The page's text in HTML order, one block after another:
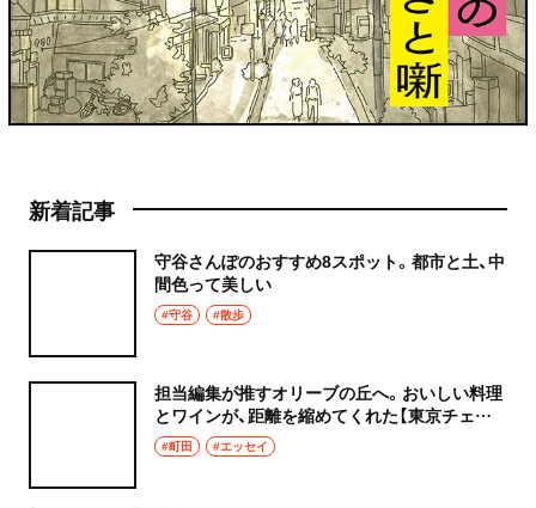
新着記事
守谷さんぽのおすすめ8スポット。都市と土、中
間色って美しい
#守谷 #散歩
担当編集が推すオリーブの丘へ。おいしい料理
とワインが、距離を縮めてくれた【東京チェン
飯diary】
#町田 #エッセイ